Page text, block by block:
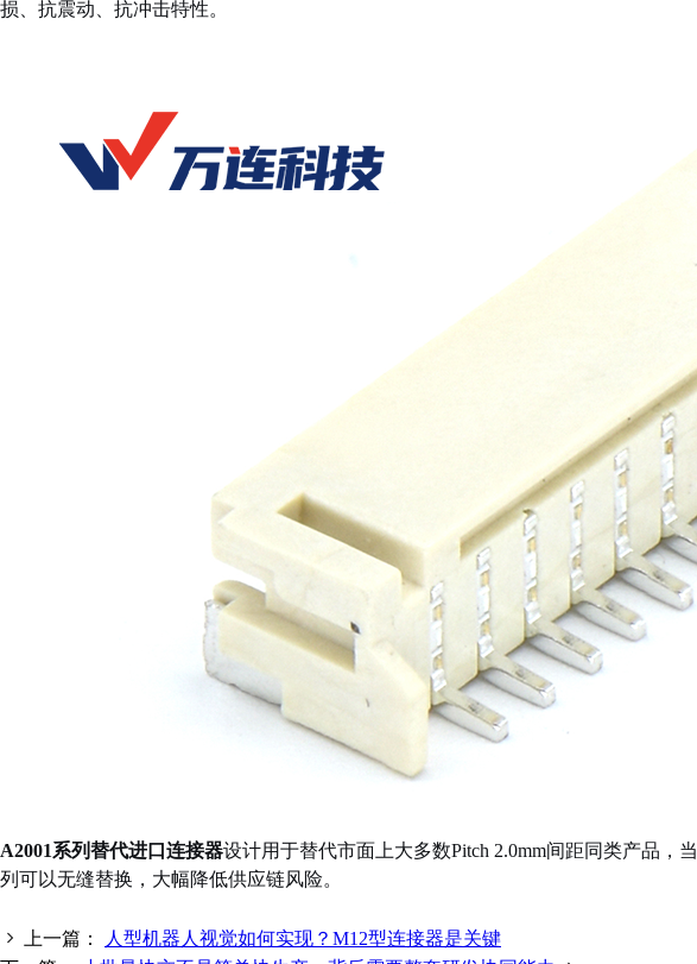
损、抗震动、抗冲击特性。
A2001系列替代进口连接器设计用于替代市面上大多数Pitch 2.0mm间距同类产品，当
列可以无缝替换，大幅降低供应链风险。
上一篇：
人型机器人视觉如何实现？M12型连接器是关键